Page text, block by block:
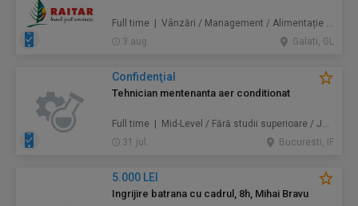
Full time | Vânzări / Management / Alimentație / Comerț
3 aug.
Galati, GL
Confidenţial
Tehnician mentenanta aer conditionat
Full time | Mid-Level / Fără studii superioare / Junior/Entry Level | Mentenanță / Instalații
31 jul.
Bucuresti, IF
5.000 LEI
Ingrijire batrana cu cadrul, 8h, Mihai Bravu